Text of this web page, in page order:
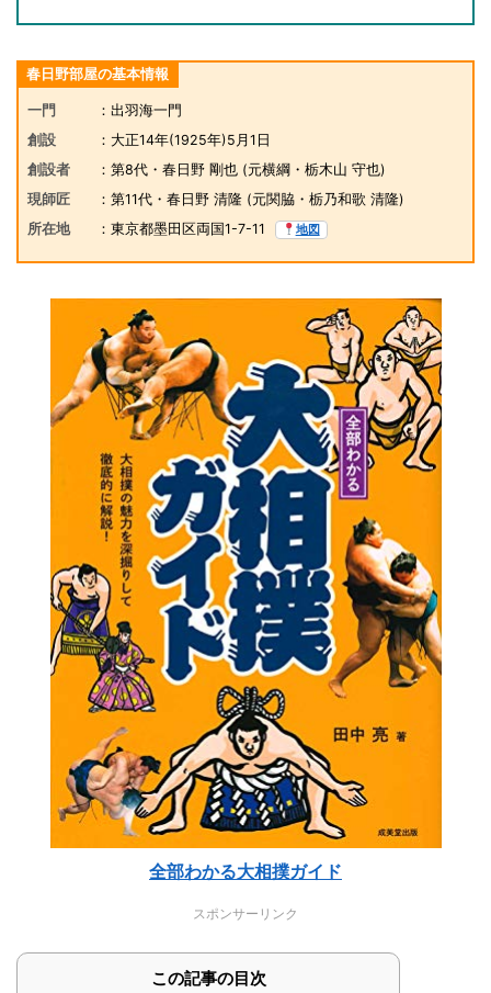
春日野部屋の基本情報
一門
：出羽海一門
創設
：大正14年(1925年)5月1日
創設者
：第8代・春日野 剛也 (元横綱・栃木山 守也)
現師匠
：第11代・春日野 清隆 (元関脇・栃乃和歌 清隆)
所在地
：東京都墨田区両国1-7-11 地図
全部わかる大相撲ガイド
スポンサーリンク
この記事の目次